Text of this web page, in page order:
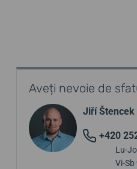
Aveți nevoie de
Jiří Štencek
+420
Lu-Jo
Vi-Sb